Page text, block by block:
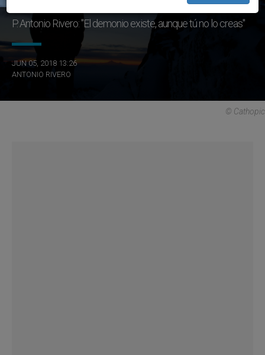
P. Antonio Rivero: "El demonio existe, aunque tú no lo creas"
JUN 05, 2018 13:26
ANTONIO RIVERO
© Cathopic